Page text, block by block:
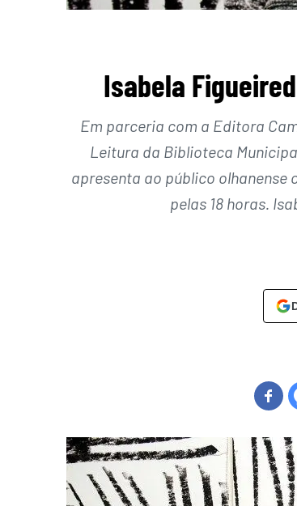
Isabela
Em parceria com a Editora
Leitura da Biblioteca
apresenta ao público olhanense
pelas 18 horas.